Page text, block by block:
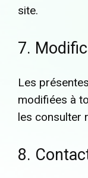
site.
7.
Les
modifiées à
les consulter
8.